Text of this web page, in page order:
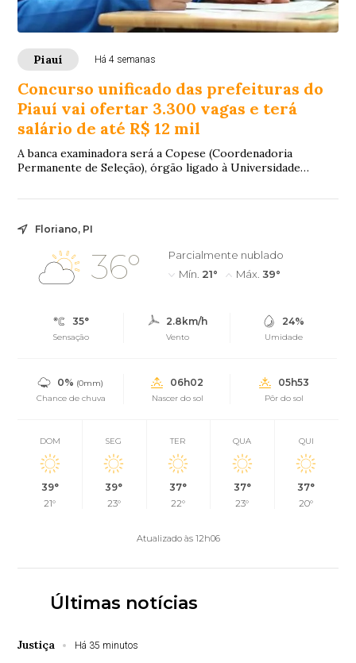
Piauí Há 4 semanas
Concurso unificado das prefeituras do
Piauí vai ofertar 3.300 vagas e terá
salário de até R$ 12 mil
A banca examinadora será a Copese (Coordenadoria
Permanente de Seleção), órgão ligado à Universidade
Floriano, PI
36°
Parcialmente nublado
Mín. 21° Máx. 39°
35°
Sensação
2.8km/h
Vento
24%
Umidade
0% (0mm)
Chance de chuva
06h02
Nascer do sol
05h53
Pôr do sol
DOM
39°
21°
SEG
39°
23°
TER
37°
22°
QUA
37°
23°
QUI
37°
20°
Atualizado às 12h06
Últimas notícias
Justiça Há 35 minutos